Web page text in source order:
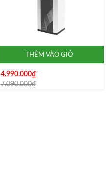
THÊM VÀO GIỎ
4.990.000₫
7.090.000₫